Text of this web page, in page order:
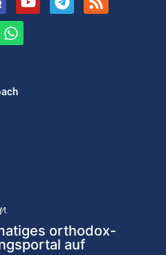
orthodox-
auf